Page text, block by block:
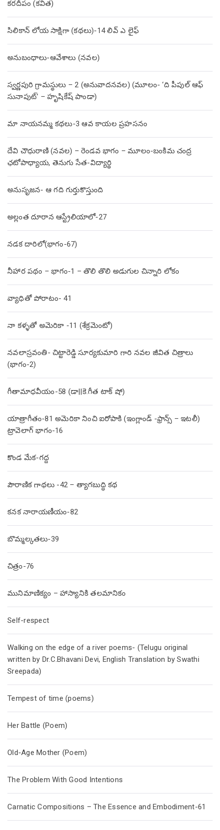
కరదీపం (కవిత)
సిలికాన్ లోయ సాక్షిగా (కథలు)-14 లివ్ ఎ లైఫ్
అనుబంధాలు-ఆవేశాలు (నవల)
స్వర్ణపురి గ్రామస్థులు – 2 (అనువాదనవల) (మూలం- ‘ది పీపుల్ ఆఫ్
సునాపుట్’ – హృషికేష్ పాండా)
మా నాయనమ్మ కథలు-3 ఆవ కాయల ప్రహసనం
దేవి చౌధురాణి (నవల) – రెండవ భాగం – మూలం-బంకిమ చంద్ర
ఛటోపాధ్యాయ, తెనుగు సేత-విద్యార్థి
అనుసృజన- ఆ గది గుర్తుకొస్తుంది
అల్లంత దూరాన ఆస్ట్రేలియాలో-27
నడక దారిలో(భాగం-67)
నీహార పథం – భాగం-1 – తొలి తొలి అడుగుల చిన్నారి లోకం
వ్యాధితో పోరాటం- 41
నా కళ్ళతో అమెరికా -11 (శేక్రమెంటో)
నవలాస్రవంతి- చిట్టారెడ్డి సూర్యకుమారి గారి నవల జీవిత చిత్రాలు
(భాగం-2)
గీతామాధవీయం-58 (డా||కె.గీత టాక్ షో)
యాత్రాగీతం-81 అమెరికా నించి ఐరోపాకి (ఇంగ్లాండ్ -ఫ్రాన్స్ – ఇటలీ)
ట్రావెలాగ్ భాగం-16
కొండ మేక-గద్ద
పౌరాణిక గాథలు -42 – త్యాగబుద్ధి కథ
కనక నారాయణీయం-82
బొమ్మల్కతలు-39
చిత్రం-76
మునిమాణిక్యం – హాస్యానికి తలమానికం
Self-respect
Walking on the edge of a river poems- (Telugu original
written by Dr.C.Bhavani Devi, English Translation by Swathi
Sreepada)
Tempest of time (poems)
Her Battle (Poem)
Old-Age Mother (Poem)
The Problem With Good Intentions
Carnatic Compositions – The Essence and Embodiment-61